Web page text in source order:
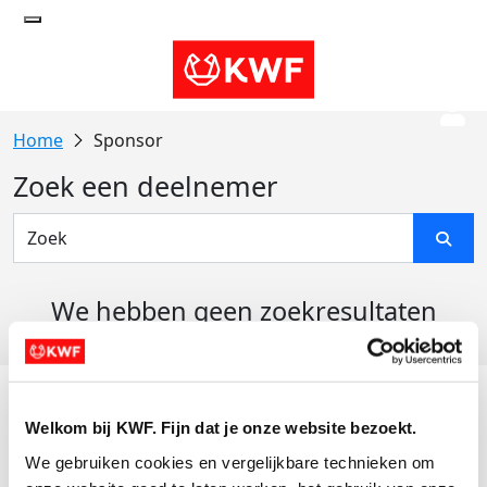
Welkom bij KWF. Fijn dat je onze website bezoekt.
We gebruiken cookies en vergelijkbare technieken om
Sponsor
Zoek een deelnemer
We hebben geen zoekresultaten
Actiematerialen
Evenementen